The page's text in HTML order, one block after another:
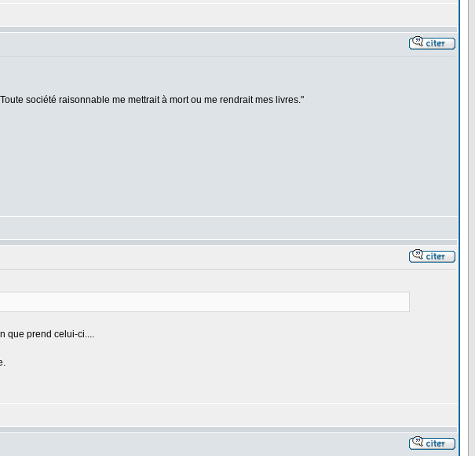
société raisonnable me mettrait à mort ou me rendrait mes livres."
que prend celui-ci....